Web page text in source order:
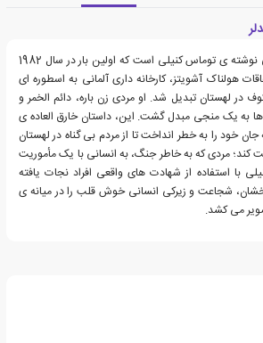
کتاب فهرست شیندلر، رمانی نوشته ی توماس کنیلی است که اولین بار در سال 1982
هولناک آشویتز، کارخانه داری آلمانی به اسطوره ای
در لهستان تبدیل شد. او مردی زن باره، دائم الخمر و
به یک منجی مبدل گشت. این، داستان خارق العاده ی
خود را به خطر انداخت تا از مردم بی گناه در لهستان
مردی که به خاطر جنگ، به انسانی با یک مأموریت
با استفاده از شهادت های واقعی افراد نجات یافته
شجاعت و زیرکی انسانی خوش قلب را در میانه ی
می کشد.